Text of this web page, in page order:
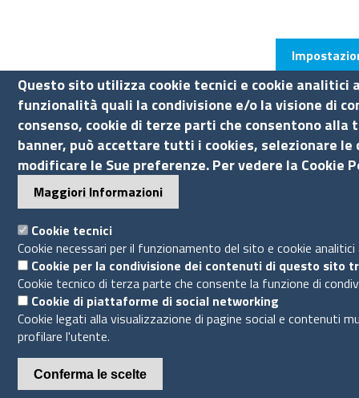
Questo sito utilizza cookie tecnici e cookie analitici
funzionalità quali la condivisione e/o la visione di
consenso, cookie di terze parti che consentono
banner, può accettare tutti i cookies, selezionare
modificare le Sue preferenze. Per vedere la Cookie
Maggiori Informazioni
Cookie tecnici
Cookie necessari per il funzionamento del sito e cookie
Cookie per la condivisione dei contenuti di questo
Cookie tecnico di terza parte che consente la funzione di
Cookie di piattaforme di social networking
Cookie legati alla visualizzazione di pagine social e contenuti
profilare l'utente.
Conferma le scelte